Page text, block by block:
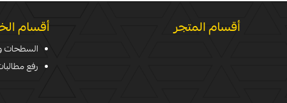
أقسام المتجر أقسام
السطحات
رفع